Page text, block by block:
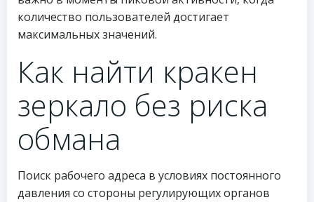
количество пользователей достигает
максимальных значений.
Как найти кракен
зеркало без риска
обмана
Поиск рабочего адреса в условиях постоянного
давления со стороны регулирующих органов